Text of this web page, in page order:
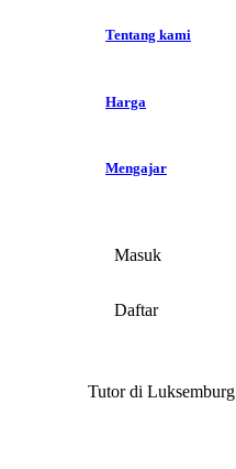
Tentang kami
Harga
Mengajar
Masuk
Daftar
Tutor di Luksemburg